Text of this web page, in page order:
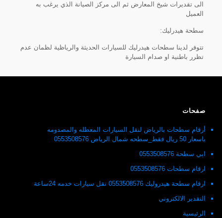
الى تقديرات شيخ المعارض ثم الى مركز الصيانة الذي يرغب به
العميل
سطحة هيدرليك:
تتوفر لدينا سطحات هيدرليك للسيارات الحديثة والرياظية لظمان عدم
تظرر باطنية او صدام السيارة
صفحات
أرقام سطحات بالرياض لنقل السيارات المعطله والمصدومه
باسعار 50 ريال فقط_سطحه شمال الرياض 0553508576
ابي سطحة 0553508576
ارقام سطحات 0553508576
ارقام سطحة هيدروليك 0553508576 نقل سيارات خدمه 24ساعة
التقدير الالكتروني
الرئيسية